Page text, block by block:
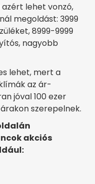
lehet vonzó,
megoldást: 3999
8999-9999
nagyobb
lehet, mert a
az ár-
jóval 100 ezer
szerepelnek.
akciós